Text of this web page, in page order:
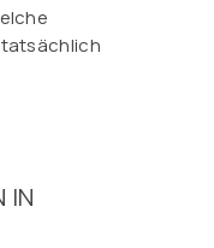
tatsächlich
IN